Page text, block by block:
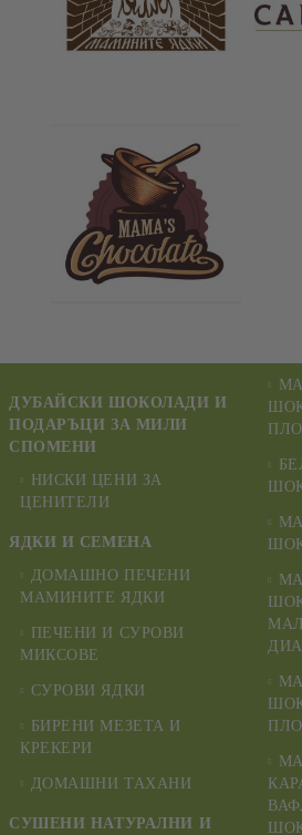
ДУБАЙСКИ ШОКОЛАДИ И
ПОДАРЪЦИ ЗА МИЛИ
СПОМЕНИ
НИСКИ ЦЕНИ ЗА
ЦЕНИТЕЛИ
ЯДКИ И СЕМЕНА
ДОМАШНО ПЕЧЕНИ
МАМИНИТЕ ЯДКИ
ПЕЧЕНИ И СУРОВИ
МИКСОВЕ
СУРОВИ ЯДКИ
БИРЕНИ МЕЗЕТА И
КРЕКЕРИ
ДОМАШНИ ТАХАНИ
СУШЕНИ НАТУРАЛНИ И